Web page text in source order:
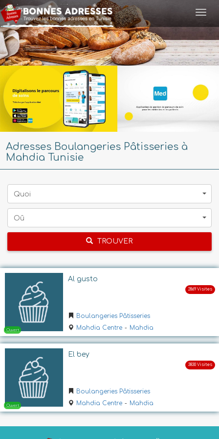
Adresses Boulangeries Pâtisseries à
Mahdia Tunisie
Quoi
Oû
TROUVER
Al gusto
Boulangeries Pâtisseries
Mahdia Centre - Mahdia
El bey
Boulangeries Pâtisseries
Mahdia Centre - Mahdia